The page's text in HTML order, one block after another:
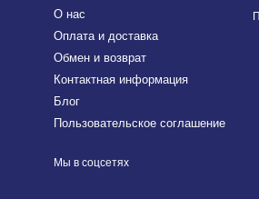
О нас
Оплата и доставка
Обмен и возврат
Контактная информация
Блог
Пользовательское соглашение
Мы в соцсетях